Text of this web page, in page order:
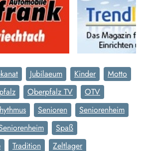
Jubilaeum Kinder
Motto
Oberpfalz TV
OTV
Senioren
Seniorenheim
Spaß
Tradition
Zeltlager